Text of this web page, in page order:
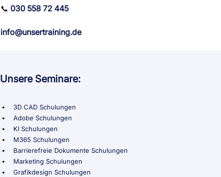
📞 030 558 72 445
info@unsertraining.de
Unsere Seminare:
3D CAD Schulungen
Adobe Schulungen
KI Schulungen
M365 Schulungen
Barrierefreie Dokumente Schulungen
Marketing Schulungen
Grafikdesign Schulungen